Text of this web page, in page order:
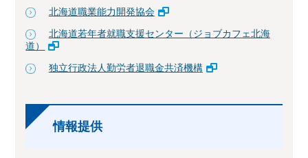
北海道職業能力開発協会
北海道若年者就職支援センター（ジョブカフェ北海
道）
独立行政法人勤労者退職金共済機構
情報提供